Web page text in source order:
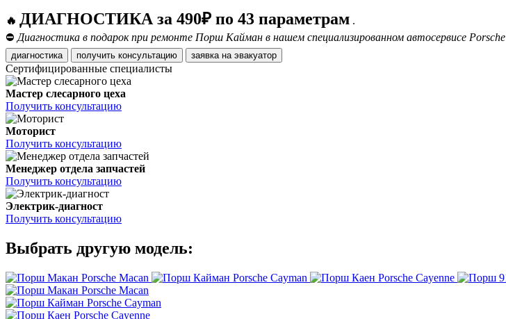
🔥 ДИАГНОСТИКА за 490₽ по 43 параметрам .
⛔ Диагностика в подарок при ремонте Порш Кайман в нашем специализированном автосервисе Porsche
диагностика получить консультацию заявка на эвакуатор
Сертифицированные специалисты
Мастер слесарного цеха
Получить консультацию
Моторист
Получить консультацию
Менеджер отдела запчастей
Получить консультацию
Электрик-диагност
Получить консультацию
Выбрать другую модель:
Porsche Macan Porsche Cayman Porsche Cayenne
Porsche Macan
Porsche Cayman
Porsche Cayenne